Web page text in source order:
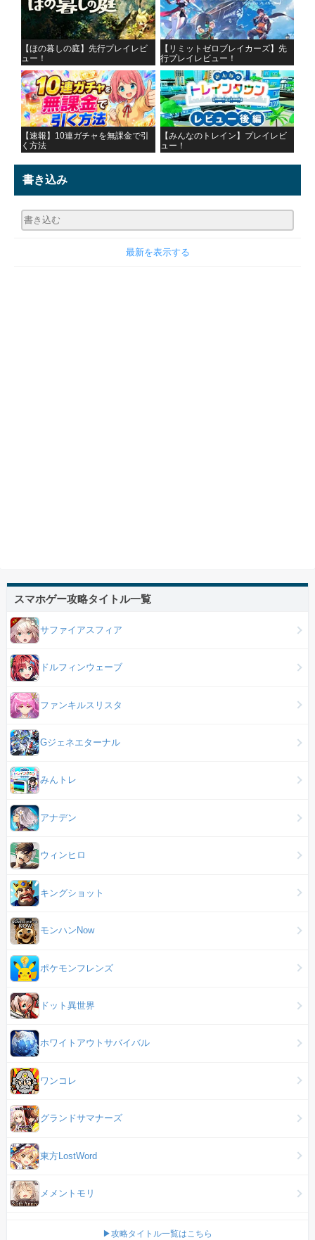
【ほの暮しの庭】先行プレイレビ
ュー！
【リミットゼロブレイカーズ】先
行プレイレビュー！
【速報】10連ガチャを無課金で引
く方法
【みんなのトレイン】プレイレビ
ュー！
書き込み
最新を表示する
スマホゲー攻略タイトル一覧
サファイアスフィア
ドルフィンウェーブ
ファンキルスリスタ
Gジェネエターナル
みんトレ
アナデン
ウィンヒロ
キングショット
モンハンNow
ポケモンフレンズ
ドット異世界
ホワイトアウトサバイバル
ワンコレ
グランドサマナーズ
東方LostWord
メメントモリ
▶攻略タイトル一覧はこちら